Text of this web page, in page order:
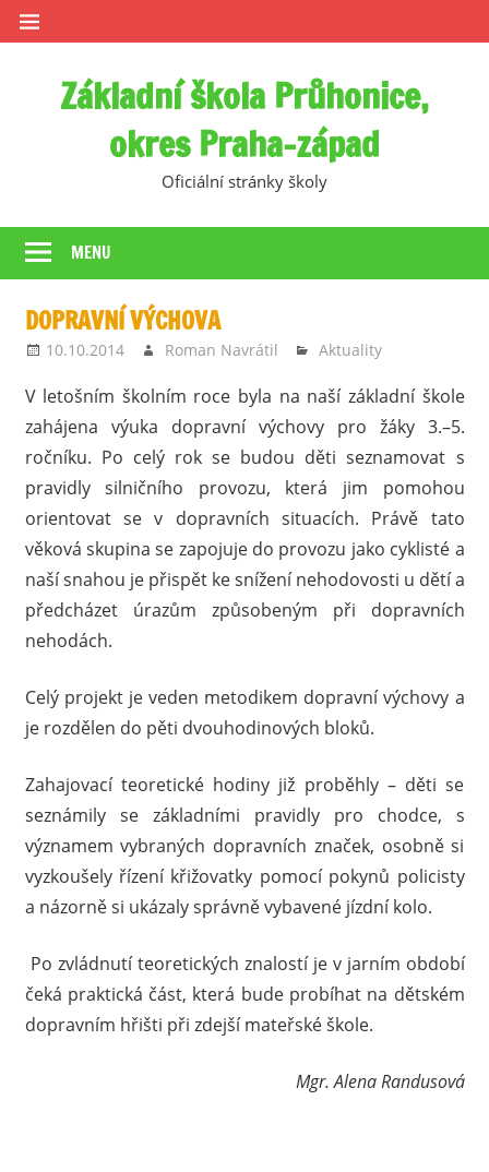
Skip
to
Základní škola Průhonice,
okres Praha-západ
Oficiální stránky školy
MENU
DOPRAVNÍ VÝCHOVA
10.10.2014 Roman Navrátil Aktuality
V letošním školním roce byla na naší základní škole
zahájena výuka dopravní výchovy pro žáky 3.–5.
ročníku. Po celý rok se budou děti seznamovat s
pravidly silničního provozu, která jim pomohou
orientovat se v dopravních situacích. Právě tato
věková skupina se zapojuje do provozu jako cyklisté a
naší snahou je přispět ke snížení nehodovosti u dětí a
předcházet úrazům způsobeným při dopravních
nehodách.
Celý projekt je veden metodikem dopravní výchovy a
je rozdělen do pěti dvouhodinových bloků.
Zahajovací teoretické hodiny již proběhly – děti se
seznámily se základními pravidly pro chodce, s
významem vybraných dopravních značek, osobně si
vyzkoušely řízení křižovatky pomocí pokynů policisty
a názorně si ukázaly správně vybavené jízdní kolo.
Po zvládnutí teoretických znalostí je v jarním období
čeká praktická část, která bude probíhat na dětském
dopravním hřišti při zdejší mateřské škole.
Mgr. Alena Randusová